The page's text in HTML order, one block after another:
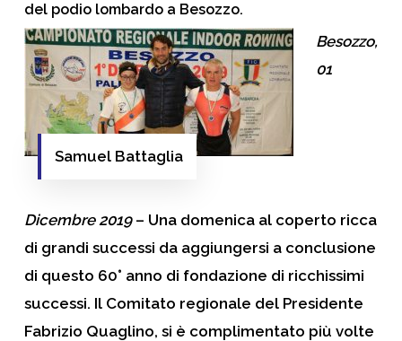
del podio lombardo a Besozzo.
Samuel Battaglia
Besozzo,
01
Dicembre 2019– Una domenica al coperto ricca
di grandi successi da aggiungersi a conclusione
di questo 60° anno di fondazione di ricchissimi
successi. Il Comitato regionale del Presidente
Fabrizio Quaglino, si è complimentato più volte